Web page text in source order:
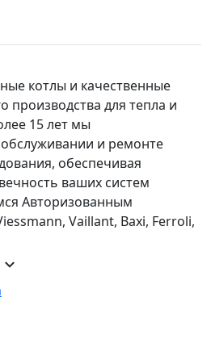
котлы и качественные
производства для тепла и
15 лет мы
и ремонте
обеспечивая
ваших систем
Авторизованным
Vaillant, Baxi, Ferroli,